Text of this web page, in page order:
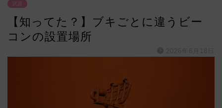
武器
【知ってた？】ブキごとに違うビー
コンの設置場所